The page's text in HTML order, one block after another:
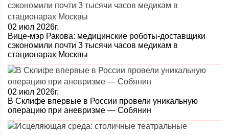
02 июл 2026г.
Вице-мэр Ракова: медицинские роботы-доставщики
сэкономили почти 3 тысячи часов медикам в
стационарах Москвы
02 июл 2026г.
В Склифе впервые в России провели уникальную
операцию при аневризме — Собянин